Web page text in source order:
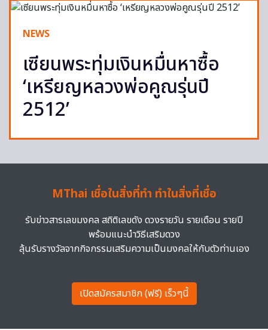
NEWS
เซียนพระทุ่มเงินหมื่นหาซื้อ
‘เหรียญหลวงพ่อคูณรุ่นปี
2512’
MThai เชื่อในสิ่งที่ทำ ทำในสิ่งที่เชื่อ
รับข่าวสารเลขมงคล สถิติเลขดัง ดวงรายวัน รายเดือน รายปี
พร้อมแนะนำวิธีเสริมดวง
ลุ้นรับรางวัลจากกิจกรรมเสริมความเป็นมงคลให้กับตัวท่านเอง
เปิดสมัครสมาชิก (ฟรี) เร็วๆนี้